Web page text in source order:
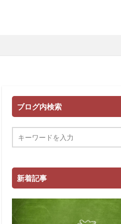
ブログ内検索
新着記事